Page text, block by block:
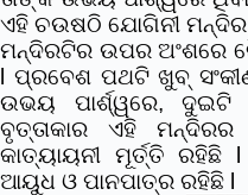
ଏହି ଚଉଷଠି ଯୋଗିନୀ ମନ୍ଦିର
ମନ୍ଦିରଟିର ଉପର ଅଂଶରେ
l ପ୍ରବେଶ ପଥଟି ଖୁବ୍
ଉଭୟ ପାର୍ଶ୍ୱରେ, ଦୁଇଟି
ବୃତ୍ତାକାର ଏହି
କାତ୍ୟାୟନୀ ମୂର୍ତ୍ତି ରହିଛି
ଆୟୁଧ ଓ ପାନପାତ୍ର ରହିଛି l